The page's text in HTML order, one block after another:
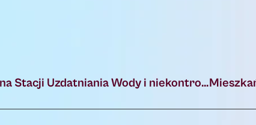
UWAGA! awarii na Stacji Uzdatniania Wody i niekontrolowanym skoku ciśnienia w sieci wodociągowej